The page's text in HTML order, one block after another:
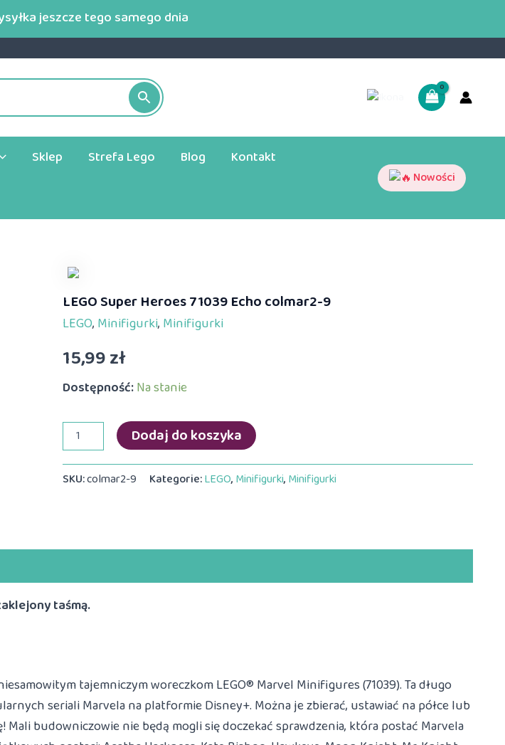
jeszcze tego samego dnia
Sklep Strefa Lego Blog Kontakt
Nowości
LEGO Super Heroes 71039 Echo colmar2-9
LEGO, Minifigurki, Minifigurki
15,99zł
Dostępność:Na stanie
ilość
LEGO
71039
Dodaj do koszyka
SKU:colmar2-9 Kategorie:LEGO, Minifigurki, Minifigurki
taśmą.
tajemniczym woreczkom LEGO® Marvel Minifigures (71039). Ta długo
seriali Marvela na platformie Disney+. Można je zbierać, ustawiać na półce lub
budowniczowie nie będą mogli się doczekać sprawdzenia, która postać Marvela